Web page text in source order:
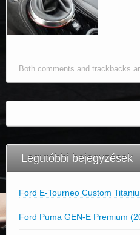
Both comments and trackbacks
Legutóbbi bejegyzések
Ford E-Tourneo Custom
Ford Puma GEN-E Premium